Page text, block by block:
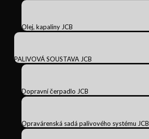
Olej, kapaliny JCB
PALIVOVÁ SOUSTAVA JCB
Dopravní čerpadlo JCB
Opravárenská sadá palivového systému JCB